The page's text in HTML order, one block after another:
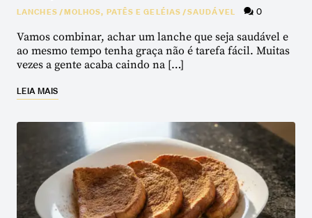
LANCHES/MOLHOS, PATÊS E GELÉIAS/SAUDÁVEL 0
Vamos combinar, achar um lanche que seja saudável e
ao mesmo tempo tenha graça não é tarefa fácil. Muitas
vezes a gente acaba caindo na […]
LEIA MAIS